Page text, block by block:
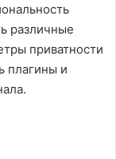
различные
приватности
плагины и